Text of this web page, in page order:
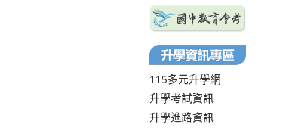
115多元升學網
升學考試資訊
升學進路資訊